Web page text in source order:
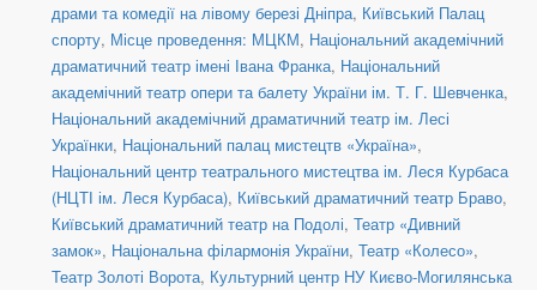
драми та комедії на лівому березі Дніпра, Київський Палац
спорту, Місце проведення: МЦКМ, Національний академічний
драматичний театр імені Івана Франка, Національний
академічний театр опери та балету України ім. Т. Г. Шевченка,
Національний академічний драматичний театр ім. Лесі
Українки, Національний палац мистецтв «Україна»,
Національний центр театрального мистецтва ім. Леся Курбаса
(НЦТІ ім. Леся Курбаса), Київський драматичний театр Браво,
Київський драматичний театр на Подолі, Театр «Дивний
замок», Національна філармонія України, Театр «Колесо»,
Театр Золоті Ворота, Культурний центр НУ Києво-Могилянська